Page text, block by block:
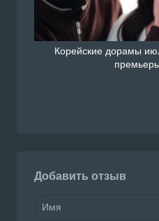
Корейские дорамы
Добавить отзыв